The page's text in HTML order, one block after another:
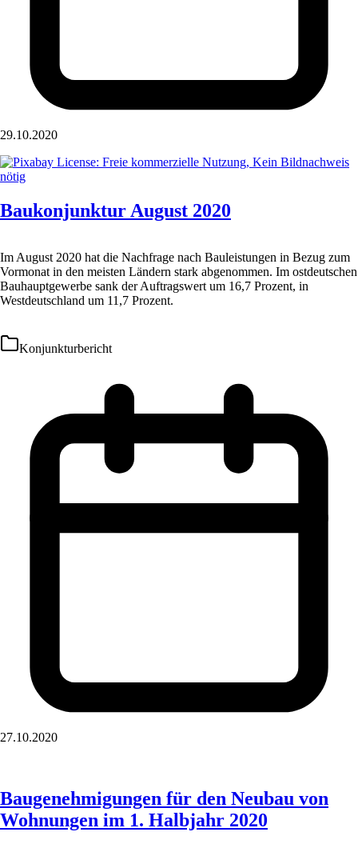
29.10.2020
Baukonjunktur August 2020
Im August 2020 hat die Nachfrage nach Bauleistungen in Bezug zum
Vormonat in den meisten Ländern stark abgenommen. Im ostdeutschen
Bauhauptgewerbe sank der Auftragswert um 16,7 Prozent, in
Westdeutschland um 11,7 Prozent.
Konjunkturbericht
27.10.2020
Baugenehmigungen für den Neubau von
Wohnungen im 1. Halbjahr 2020